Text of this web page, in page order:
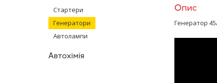
Стартери
Генератори
Автолампи
Автохімія
Опис
Генератор